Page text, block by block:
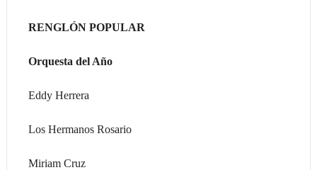
RENGLÓN POPULAR
Orquesta del Año
Eddy Herrera
Los Hermanos Rosario
Miriam Cruz